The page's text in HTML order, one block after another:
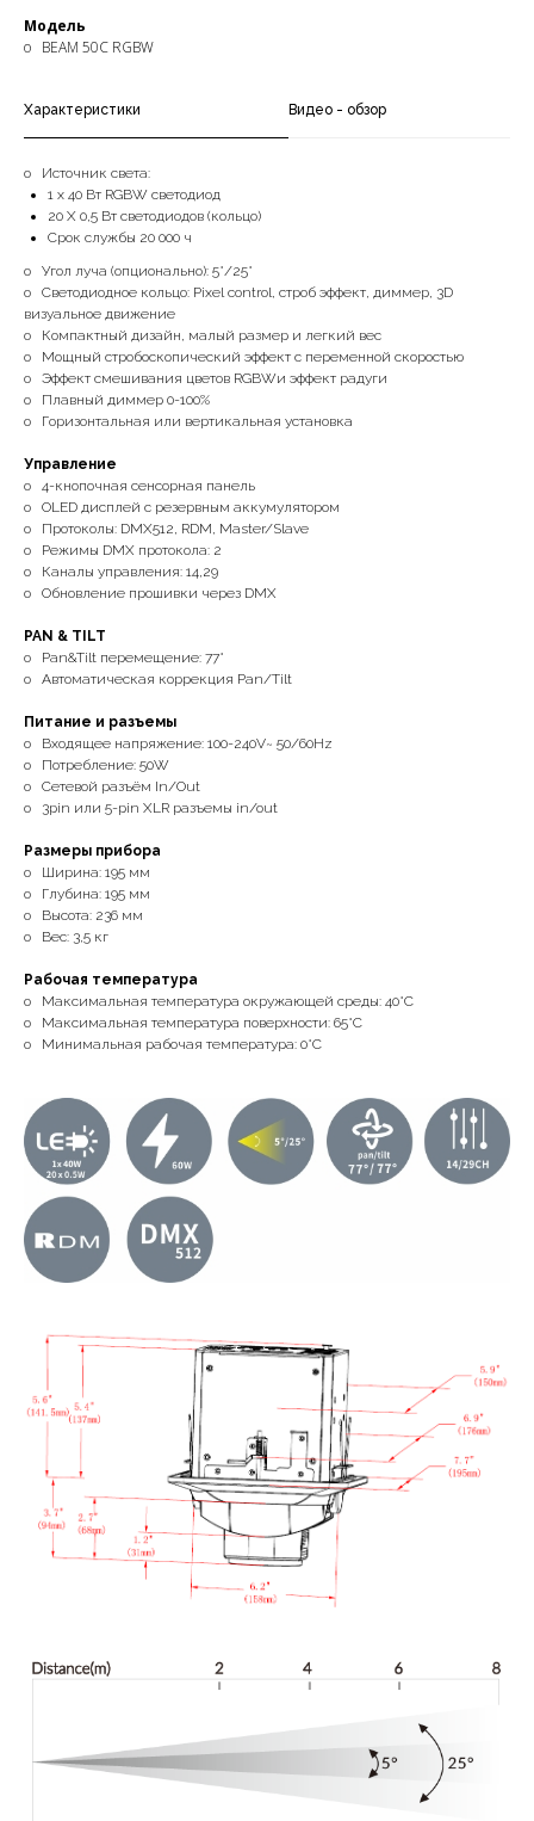
Модель
o BEAM 50C RGBW
Характеристики Видео - обзор
o Источник света:
1 х 40 Вт RGBW светодиод
20 X 0,5 Вт светодиодов (кольцо)
Срок службы 20 000 ч
o Угол луча (опционально): 5°/25°
o Светодиодное кольцо: Pixel control, строб эффект, диммер, 3D
визуальное движение
o Компактный дизайн, малый размер и легкий вес
o Мощный стробоскопический эффект с переменной скоростью
o Эффект смешивания цветов RGBWи эффект радуги
o Плавный диммер 0-100%
o Горизонтальная или вертикальная установка
Управление
o 4-кнопочная сенсорная панель
o OLED дисплей c резервным аккумулятором
o Протоколы: DMX512, RDM, Master/Slave
o Режимы DMX протокола: 2
o Каналы управления: 14,29
o Обновление прошивки через DMX
PAN & TILT
o Pan&Tilt перемещение: 77°
o Автоматическая коррекция Pan/Tilt
Питание и разъемы
o Входящее напряжение: 100-240V~ 50/60Hz
o Потребление: 50W
o Cетевой разъём In/Out
o 3pin или 5-pin XLR разъемы in/out
Размеры прибора
o Ширина: 195 мм
o Глубина: 195 мм
o Высота: 236 мм
o Вес: 3,5 кг
Рабочая температура
o Максимальная температура окружающей среды: 40°C
o Максимальная температура поверхности: 65°C
o Минимальная рабочая температура: 0°C